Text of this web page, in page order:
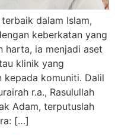
dalam Islam,
keberkatan yang
harta, ia menjadi aset
klinik yang
kepada komuniti. Dalil
r.a., Rasulullah
Adam, terputuslah
[…]